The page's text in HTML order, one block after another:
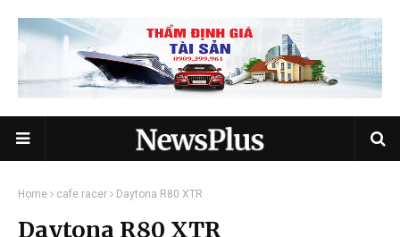
Home cafe racer Daytona R80 XTR
Daytona R80 XTR